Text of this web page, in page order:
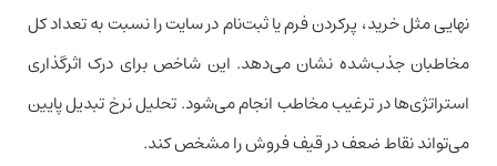
نهایی مثل خرید، پرکردن فرم یا ثبت‌نام در سایت را نسبت به تعداد کل
مخاطبان جذب‌شده نشان می‌دهد. این شاخص برای درک اثرگذاری
استراتژی‌ها در ترغیب مخاطب انجام می‌شود. تحلیل نرخ تبدیل پایین
می‌تواند نقاط ضعف در قیف فروش را مشخص کند.